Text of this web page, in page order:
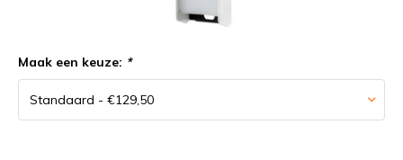
Maak een keuze: *